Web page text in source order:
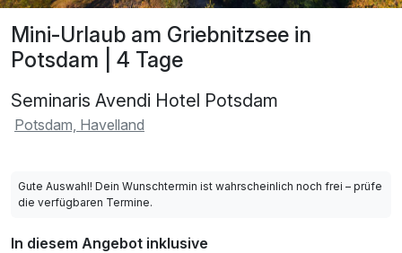
Mini-Urlaub am Griebnitzsee in
Potsdam | 4 Tage
Seminaris Avendi Hotel Potsdam
Potsdam, Havelland
Gute Auswahl! Dein Wunschtermin ist wahrscheinlich noch frei – prüfe
die verfügbaren Termine.
In diesem Angebot inklusive